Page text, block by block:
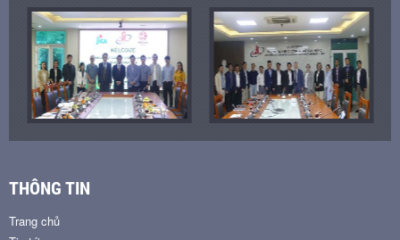
THÔNG TIN
Trang chủ